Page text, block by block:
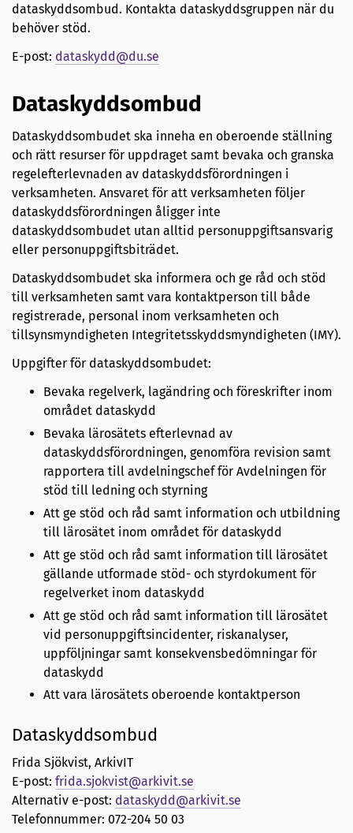
dataskyddsombud. Kontakta dataskyddsgruppen när du
behöver stöd.
E-post: dataskydd@du.se
Dataskyddsombud
Dataskyddsombudet ska inneha en oberoende ställning
och rätt resurser för uppdraget samt bevaka och granska
regelefterlevnaden av dataskyddsförordningen i
verksamheten. Ansvaret för att verksamheten följer
dataskyddsförordningen åligger inte
dataskyddsombudet utan alltid personuppgiftsansvarig
eller personuppgiftsbiträdet.
Dataskyddsombudet ska informera och ge råd och stöd
till verksamheten samt vara kontaktperson till både
registrerade, personal inom verksamheten och
tillsynsmyndigheten Integritetsskyddsmyndigheten (IMY).
Uppgifter för dataskyddsombudet:
Bevaka regelverk, lagändring och föreskrifter inom
området dataskydd
Bevaka lärosätets efterlevnad av
dataskyddsförordningen, genomföra revision samt
rapportera till avdelningschef för Avdelningen för
stöd till ledning och styrning
Att ge stöd och råd samt information och utbildning
till lärosätet inom området för dataskydd
Att ge stöd och råd samt information till lärosätet
gällande utformade stöd- och styrdokument för
regelverket inom dataskydd
Att ge stöd och råd samt information till lärosätet
vid personuppgiftsincidenter, riskanalyser,
uppföljningar samt konsekvensbedömningar för
dataskydd
Att vara lärosätets oberoende kontaktperson
Dataskyddsombud
Frida Sjökvist, ArkivIT
E-post: frida.sjokvist@arkivit.se
Alternativ e-post: dataskydd@arkivit.se
Telefonnummer: 072-204 50 03